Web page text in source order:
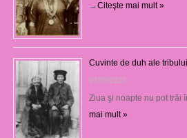
→Citeşte mai mult »
Cuvinte de duh ale
07/09/2023
Ziua şi noapte nu pot trăi
mai mult »